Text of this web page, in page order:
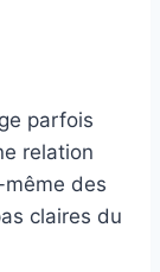
parfois
relation
même des
claires du